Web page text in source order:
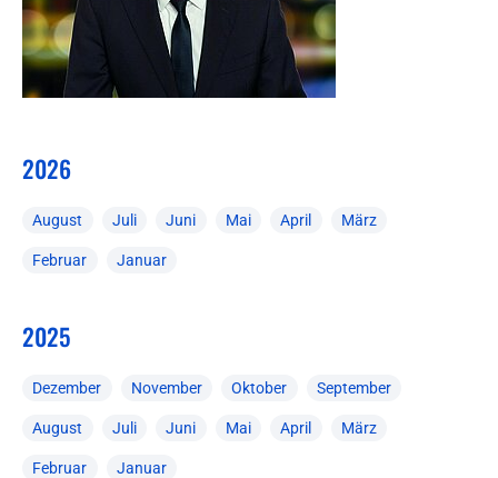
2026
August Juli Juni Mai April März
Februar Januar
2025
Dezember November Oktober September
August Juli Juni Mai April März
Februar Januar